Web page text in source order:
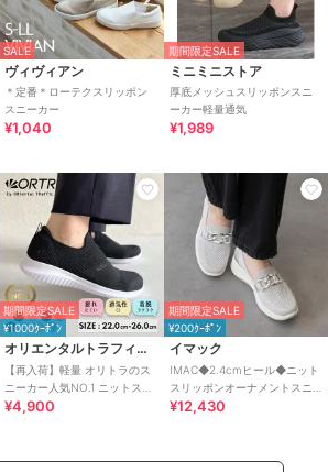
SALE
ヴィヴィアン
＊定番＊ローテクスリッポン
スニーカー
¥1,040
期間限定SALE
ミニミニストア
厚底メッシュスリッポンスニ
ーカー軽量通気
¥1,989
期間限定SALE
¥1000ｸｰﾎﾟﾝ
オリエンタルトラフィック
【再入荷】軽量 オリトラのス
ニーカー人気NO.1 ニットスニ
ーカー スリッポン /3709
¥4,900
期間限定SALE
¥200ｸｰﾎﾟﾝ
イマック
IMAC◆2.4cmヒール◆ニット
スリッポンオーナメントスニ
ーカー
¥12,430